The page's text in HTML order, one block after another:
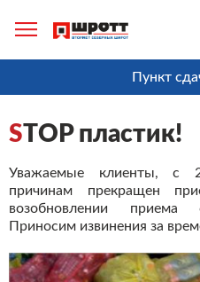
Пункт
STOP пластик!
Уважаемые клиенты, с
причинам прекращен
возобновлении приема
Приносим извинения за